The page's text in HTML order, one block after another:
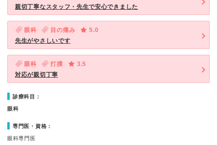
親切丁寧なスタッフ・先生で安心できました
眼科 目の痛み
5.0
先生がやさしいです
眼科 打撲
3.5
対応が親切丁寧
診療科目：
眼科
専門医・資格：
眼科専門医